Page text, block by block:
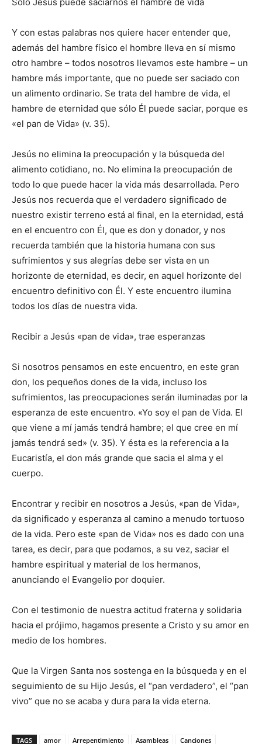
Y con estas palabras nos quiere hacer entender que,
además del hambre físico el hombre lleva en sí mismo
otro hambre – todos nosotros llevamos este hambre – un
hambre más importante, que no puede ser saciado con
un alimento ordinario. Se trata del hambre de vida, el
hambre de eternidad que sólo Él puede saciar, porque es
«el pan de Vida» (v. 35).
Jesús no elimina la preocupación y la búsqueda del
alimento cotidiano, no. No elimina la preocupación de
todo lo que puede hacer la vida más desarrollada. Pero
Jesús nos recuerda que el verdadero significado de
nuestro existir terreno está al final, en la eternidad, está
en el encuentro con Él, que es don y donador, y nos
recuerda también que la historia humana con sus
sufrimientos y sus alegrías debe ser vista en un
horizonte de eternidad, es decir, en aquel horizonte del
encuentro definitivo con Él. Y este encuentro ilumina
todos los días de nuestra vida.
Recibir a Jesús «pan de vida», trae esperanzas
Si nosotros pensamos en este encuentro, en este gran
don, los pequeños dones de la vida, incluso los
sufrimientos, las preocupaciones serán iluminadas por la
esperanza de este encuentro. «Yo soy el pan de Vida. El
que viene a mí jamás tendrá hambre; el que cree en mí
jamás tendrá sed» (v. 35). Y ésta es la referencia a la
Eucaristía, el don más grande que sacia el alma y el
cuerpo.
Encontrar y recibir en nosotros a Jesús, «pan de Vida»,
da significado y esperanza al camino a menudo tortuoso
de la vida. Pero este «pan de Vida» nos es dado con una
tarea, es decir, para que podamos, a su vez, saciar el
hambre espiritual y material de los hermanos,
anunciando el Evangelio por doquier.
Con el testimonio de nuestra actitud fraterna y solidaria
hacia el prójimo, hagamos presente a Cristo y su amor en
medio de los hombres.
Que la Virgen Santa nos sostenga en la búsqueda y en el
seguimiento de su Hijo Jesús, el “pan verdadero”, el “pan
vivo” que no se acaba y dura para la vida eterna.
TAGS amor Arrepentimiento Asambleas
Canciones